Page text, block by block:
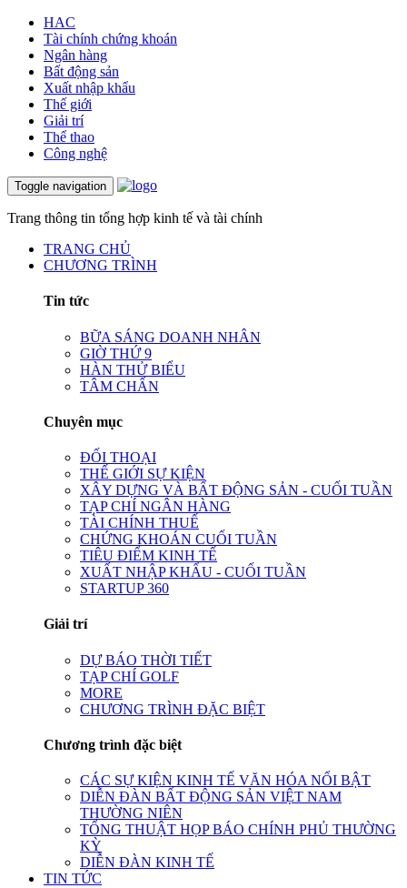
HAC
Tài chính chứng khoán
Ngân hàng
Bất động sản
Xuất nhập khẩu
Thế giới
Giải trí
Thể thao
Công nghệ
Toggle navigation
Trang thông tin tổng hợp kinh tế và tài chính
TRANG CHỦ
CHƯƠNG TRÌNH
Tin tức
BỮA SÁNG DOANH NHÂN
GIỜ THỨ 9
HÀN THỬ BIỂU
TÂM CHẤN
Chuyên mục
ĐỐI THOẠI
THẾ GIỚI SỰ KIỆN
XÂY DỰNG VÀ BẤT ĐỘNG SẢN - CUỐI TUẦN
TẠP CHÍ NGÂN HÀNG
TÀI CHÍNH THUẾ
CHỨNG KHOÁN CUỐI TUẦN
TIÊU ĐIỂM KINH TẾ
XUẤT NHẬP KHẨU - CUỐI TUẦN
STARTUP 360
Giải trí
DỰ BÁO THỜI TIẾT
TẠP CHÍ GOLF
MORE
CHƯƠNG TRÌNH ĐẶC BIỆT
Chương trình đặc biệt
CÁC SỰ KIỆN KINH TẾ VĂN HÓA NỔI BẬT
DIỄN ĐÀN BẤT ĐỘNG SẢN VIỆT NAM
THƯỜNG NIÊN
TỔNG THUẬT HỌP BÁO CHÍNH PHỦ THƯỜNG
KỲ
DIỄN ĐÀN KINH TẾ
TIN TỨC